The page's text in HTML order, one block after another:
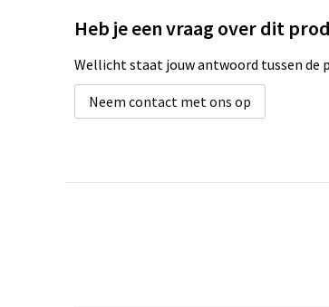
Heb je een vraag over dit
Wellicht staat jouw antwoord tussen de
Neem contact met ons op